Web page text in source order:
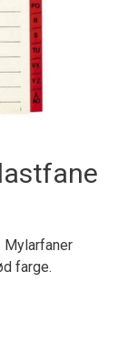
Mylarfaner
farge.